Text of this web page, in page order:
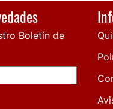
Boletín de